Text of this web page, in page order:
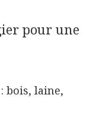
pour une
bois, laine,